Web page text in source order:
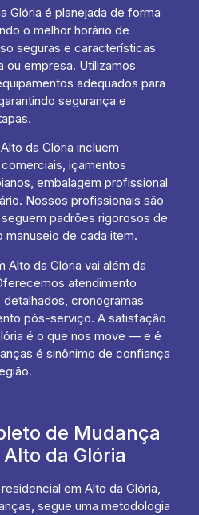
Glória é planejada de forma
o melhor horário de
seguras e características
empresa. Utilizamos
adequados para
segurança e
da Glória incluem
içamentos
embalagem profissional
Nossos profissionais são
padrões rigorosos de
manuseio de cada item.
da Glória vai além da
atendimento
cronogramas
pós-serviço. A satisfação
é o que nos move — e é
é sinônimo de confiança
de Mudança
da Glória
em Alto da Glória,
segue uma metodologia